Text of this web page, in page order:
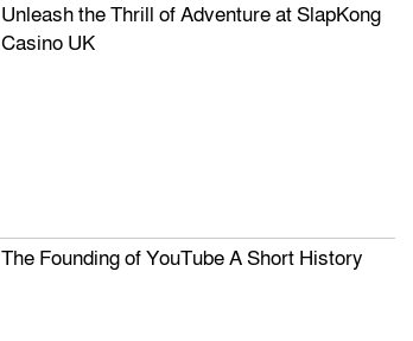
Unleash the Thrill of Adventure at SlapKong
Casino UK
The Founding of YouTube A Short History